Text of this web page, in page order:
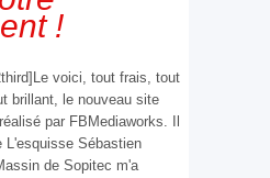
!
voici, tout frais, tout
brillant, le nouveau site
par FBMediaworks. Il
L'esquisse Sébastien
de Sopitec m'a